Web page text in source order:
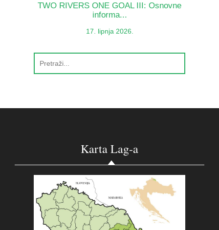
TWO RIVERS ONE GOAL III: Osnovne
informa...
17. lipnja 2026.
Karta Lag-a